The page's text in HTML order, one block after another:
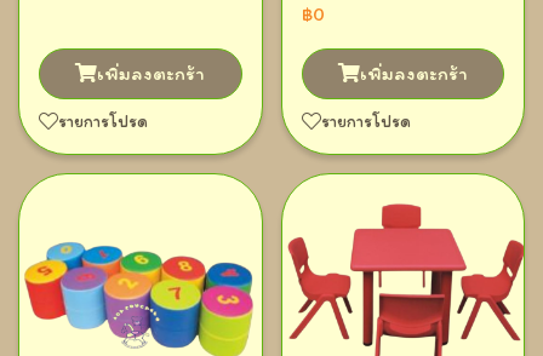
เพิ่มลงตะกร้า
รายการโปรด
฿0
เพิ่มลงตะกร้า
รายการโปรด